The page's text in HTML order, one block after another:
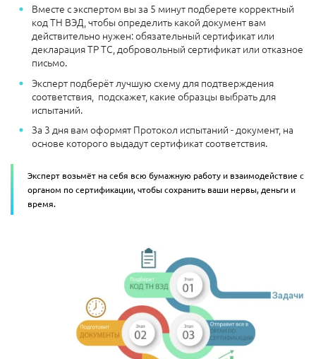
Вместе с экспертом вы за 5 минут подберете корректный
код ТН ВЭД, чтобы определить какой документ вам
действительно нужен: обязательный сертификат или
декларация ТР ТС, добровольный сертификат или отказное
письмо.
Эксперт подберёт лучшую схему для подтверждения
соответствия, подскажет, какие образцы выбрать для
испытаний.
За 3 дня вам оформят Протокол испытаний - документ, на
основе которого выдадут сертификат соответствия.
Эксперт возьмёт на себя всю бумажную работу и взаимодействие с
органом по сертификации, чтобы сохранить ваши нервы, деньги и
время.